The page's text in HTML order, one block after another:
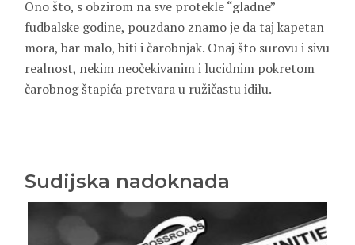
Ono što, s obzirom na sve protekle “gladne”
fudbalske godine, pouzdano znamo je da taj kapetan
mora, bar malo, biti i čarobnjak. Onaj što surovu i sivu
realnost, nekim neočekivanim i lucidnim pokretom
čarobnog štapića pretvara u ružičastu idilu.
Sudijska nadoknada